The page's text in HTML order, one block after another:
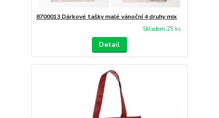
8700013 Dárkové tašky malé vánoční 4 druhy mix
Skladem 25 ks
Detail